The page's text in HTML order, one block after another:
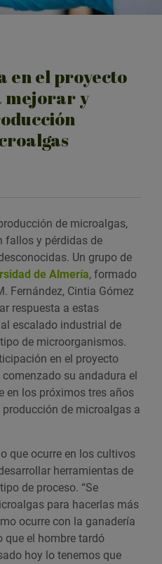
en el proyecto
mejorar y
de microalgas,
fallos y pérdidas de
Un grupo de
de Almería, formado
Fernández, Cintia Gómez
respuesta a estas
escalado industrial de
de microorganismos.
en el proyecto
comenzado su andadura el
en los próximos tres años
de microalgas a
que ocurre en los cultivos
herramientas de
de proceso. “Se
para hacerlas más
ocurre con la ganadería
que el hombre tardó
hoy lo tenemos que